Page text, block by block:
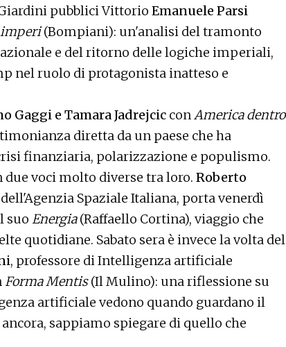
pubblici Vittorio Emanuele Parsi
(Bompiani): un'analisi del tramonto
e del ritorno delle logiche imperiali,
nel ruolo di protagonista inatteso e
Gaggi e Tamara Jadrejcic conAmerica dentro
diretta da un paese che ha
finanziaria, polarizzazione e populismo.
due voci molto diverse tra loro. Roberto
Spaziale Italiana, porta venerdì
suo Energia(Raffaello Cortina), viaggio che
quotidiane. Sabato sera è invece la volta del
, professore di Intelligenza artificiale
Forma Mentis(Il Mulino): una riflessione su
artificiale vedono quando guardano il
sappiamo spiegare di quello che